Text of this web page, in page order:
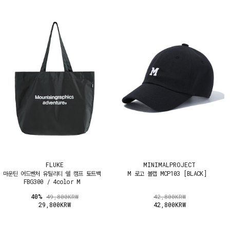
FLUKE
마운틴 어드벤처 유틸리티 쉘 캠프 토트백
FBG300 / 4color M
40% 49,800KRW
29,800KRW
MINIMALPROJECT
M 로고 볼캡 MCP103 [BLACK]
42,800KRW
42,800KRW